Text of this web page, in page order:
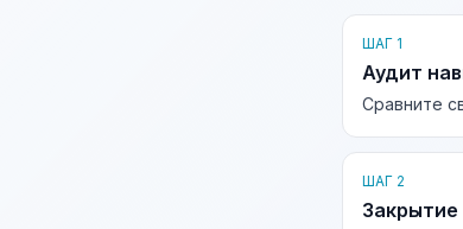
ШАГ 1
Аудит
Сравните
ШАГ 2
Закрытие